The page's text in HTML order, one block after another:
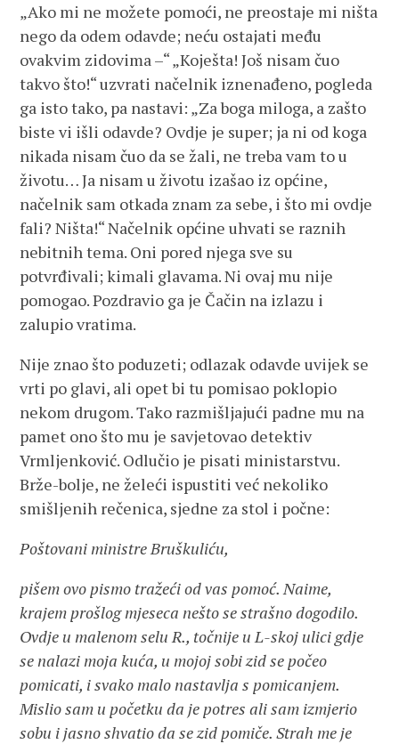
„Ako mi ne možete pomoći, ne preostaje mi ništa
nego da odem odavde; neću ostajati među
ovakvim zidovima –“ „Koješta! Još nisam čuo
takvo što!“ uzvrati načelnik iznenađeno, pogleda
ga isto tako, pa nastavi: „Za boga miloga, a zašto
biste vi išli odavde? Ovdje je super; ja ni od koga
nikada nisam čuo da se žali, ne treba vam to u
životu… Ja nisam u životu izašao iz općine,
načelnik sam otkada znam za sebe, i što mi ovdje
fali? Ništa!“ Načelnik općine uhvati se raznih
nebitnih tema. Oni pored njega sve su
potvrđivali; kimali glavama. Ni ovaj mu nije
pomogao. Pozdravio ga je Čačin na izlazu i
zalupio vratima.
Nije znao što poduzeti; odlazak odavde uvijek se
vrti po glavi, ali opet bi tu pomisao poklopio
nekom drugom. Tako razmišljajući padne mu na
pamet ono što mu je savjetovao detektiv
Vrmljenković. Odlučio je pisati ministarstvu.
Brže-bolje, ne želeći ispustiti već nekoliko
smišljenih rečenica, sjedne za stol i počne:
Poštovani ministre Bruškuliću,
pišem ovo pismo tražeći od vas pomoć. Naime,
krajem prošlog mjeseca nešto se strašno dogodilo.
Ovdje u malenom selu R., točnije u L-skoj ulici gdje
se nalazi moja kuća, u mojoj sobi zid se počeo
pomicati, i svako malo nastavlja s pomicanjem.
Mislio sam u početku da je potres ali sam izmjerio
sobu i jasno shvatio da se zid pomiče. Strah me je